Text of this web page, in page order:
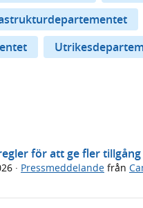
för att ge fler
· Pressmeddelande från